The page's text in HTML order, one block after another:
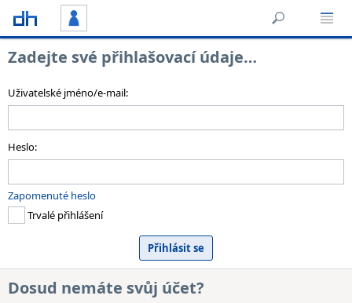
Zadejte své přihlašovací údaje…
Uživatelské jméno/e-mail:
Heslo:
Zapomenuté heslo
Trvalé přihlášení
Dosud nemáte svůj účet?